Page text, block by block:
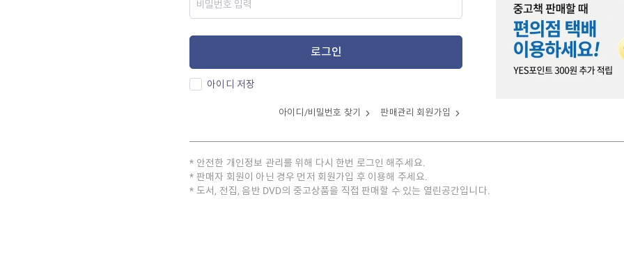
로그인
아이디 저장
아이디/비밀번호 찾기 판매관리 회원가입
안전한 개인정보 관리를 위해 다시 한번 로그인 해주세요.
판매자 회원이 아닌 경우 먼저 회원가입 후 이용해 주세요.
도서, 전집, 음반 DVD의 중고상품을 직접 판매할 수 있는 열린공간입니다.